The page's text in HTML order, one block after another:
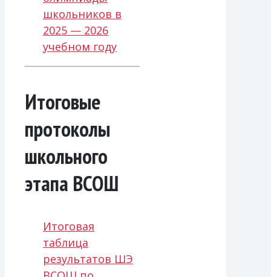
школьников в
2025 — 2026
учебном году
Итоговые
протоколы
школьного
этапа ВСОШ
Итоговая
таблица
результатов ШЭ